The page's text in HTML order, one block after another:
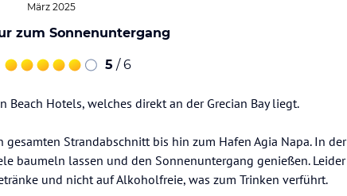
März 2025
zum Sonnenuntergang
5 / 6
Beach Hotels, welches direkt an der Grecian Bay liegt.
Strandabschnitt bis hin zum Hafen Agia Napa. In der
baumeln lassen und den Sonnenuntergang genießen. Leider
und nicht auf Alkoholfreie, was zum Trinken verführt.